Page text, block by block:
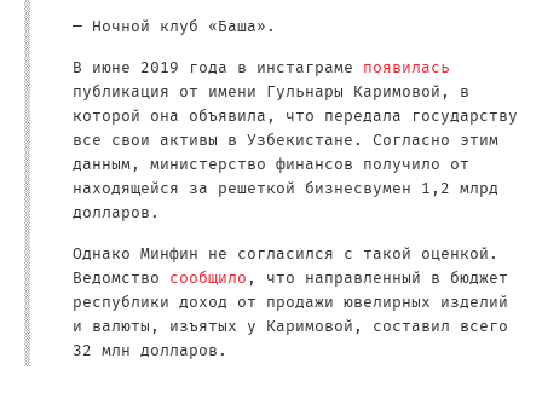
— Ночной клуб «Баша».
В июне 2019 года в инстаграме появилась
публикация от имени Гульнары Каримовой, в
которой она объявила, что передала государству
все свои активы в Узбекистане. Согласно этим
данным, министерство финансов получило от
находящейся за решеткой бизнесвумен 1,2 млрд
долларов.
Однако Минфин не согласился с такой оценкой.
Ведомство сообщило, что направленный в бюджет
республики доход от продажи ювелирных изделий
и валюты, изъятых у Каримовой, составил всего
32 млн долларов.